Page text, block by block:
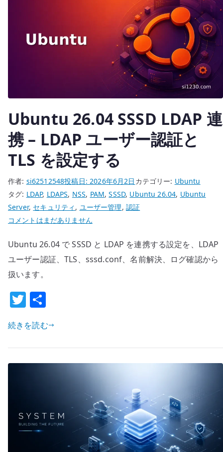
Ubuntu 26.04 SSSD LDAP 連
携 – LDAP ユーザー認証と
TLS を設定する
作者: si62512548投稿日:2026年6月2日 カテゴリー: Ubuntu
タグ: LDAP, LDAPS, NSS, PAM,SSSD, Ubuntu 26.04, Ubuntu
Server, セキュリティ , ユーザー管理, 認証
Ubuntu
SSSD
LDAP
連
LDAP
ユ
ザ
ー
TLS
コメントはまだありません
Ubuntu 26.04 で SSSD と LDAP を連携する設定を、LDAP
ユーザー認証、TLS、sssd.conf、名前解決、ログ確認から
扱います。
T
w
it
te
r
続きを読む